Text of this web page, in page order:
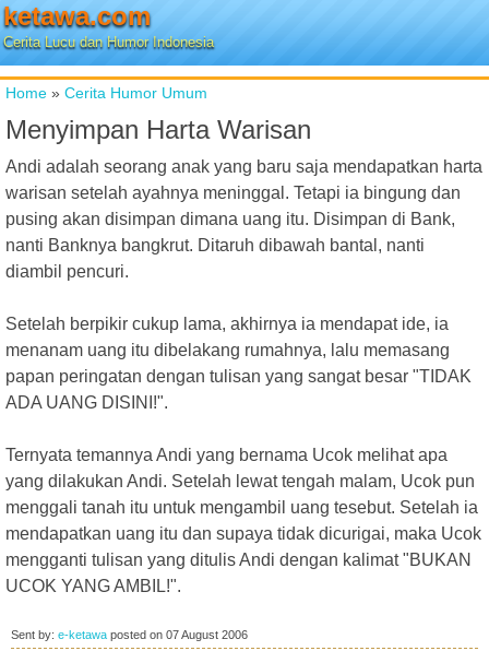
ketawa.com
Cerita Lucu dan Humor Indonesia
Home » Cerita Humor Umum
Menyimpan Harta Warisan
Andi adalah seorang anak yang baru saja mendapatkan harta
warisan setelah ayahnya meninggal. Tetapi ia bingung dan
pusing akan disimpan dimana uang itu. Disimpan di Bank,
nanti Banknya bangkrut. Ditaruh dibawah bantal, nanti
diambil pencuri.
Setelah berpikir cukup lama, akhirnya ia mendapat ide, ia
menanam uang itu dibelakang rumahnya, lalu memasang
papan peringatan dengan tulisan yang sangat besar "TIDAK
ADA UANG DISINI!".
Ternyata temannya Andi yang bernama Ucok melihat apa
yang dilakukan Andi. Setelah lewat tengah malam, Ucok pun
menggali tanah itu untuk mengambil uang tesebut. Setelah ia
mendapatkan uang itu dan supaya tidak dicurigai, maka Ucok
mengganti tulisan yang ditulis Andi dengan kalimat "BUKAN
UCOK YANG AMBIL!".
Sent by: e-ketawa posted on 07 August 2006